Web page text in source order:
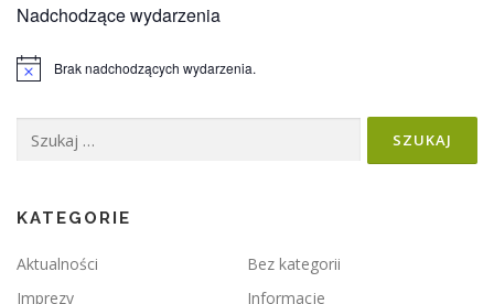
c
j
a
i
s
a
Nadchodzące wydarzenia
Powiadomienie
Brak nadchodzących wydarzenia.
KATEGORIE
Aktualności
Bez kategorii
Imprezy
Informacje